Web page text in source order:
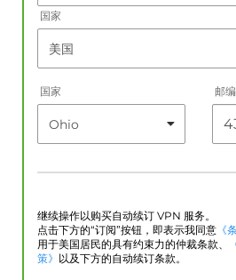
国家
国家 邮编
继续操作以购买自动续订 VPN 服务。
点击下方的“订阅”按钮，即表示我同意 《
用于美国居民的具有约束力的仲裁条款、
策》 以及下方的自动续订条款。